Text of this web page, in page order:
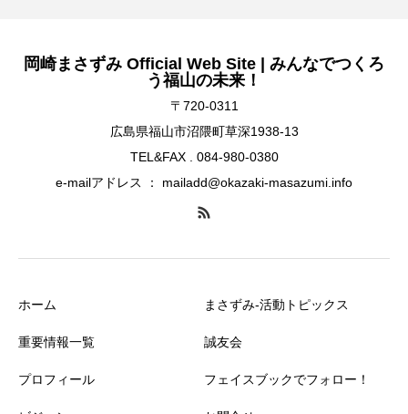
岡崎まさずみ Official Web Site | みんなでつくろ
う福山の未来！
〒720-0311
広島県福山市沼隈町草深1938-13
TEL&FAX . 084-980-0380
e-mailアドレス ： mailadd@okazaki-masazumi.info
ホーム
重要情報一覧
プロフィール
まさずみ-活動トピックス
誠友会
フェイスブックでフォロー！